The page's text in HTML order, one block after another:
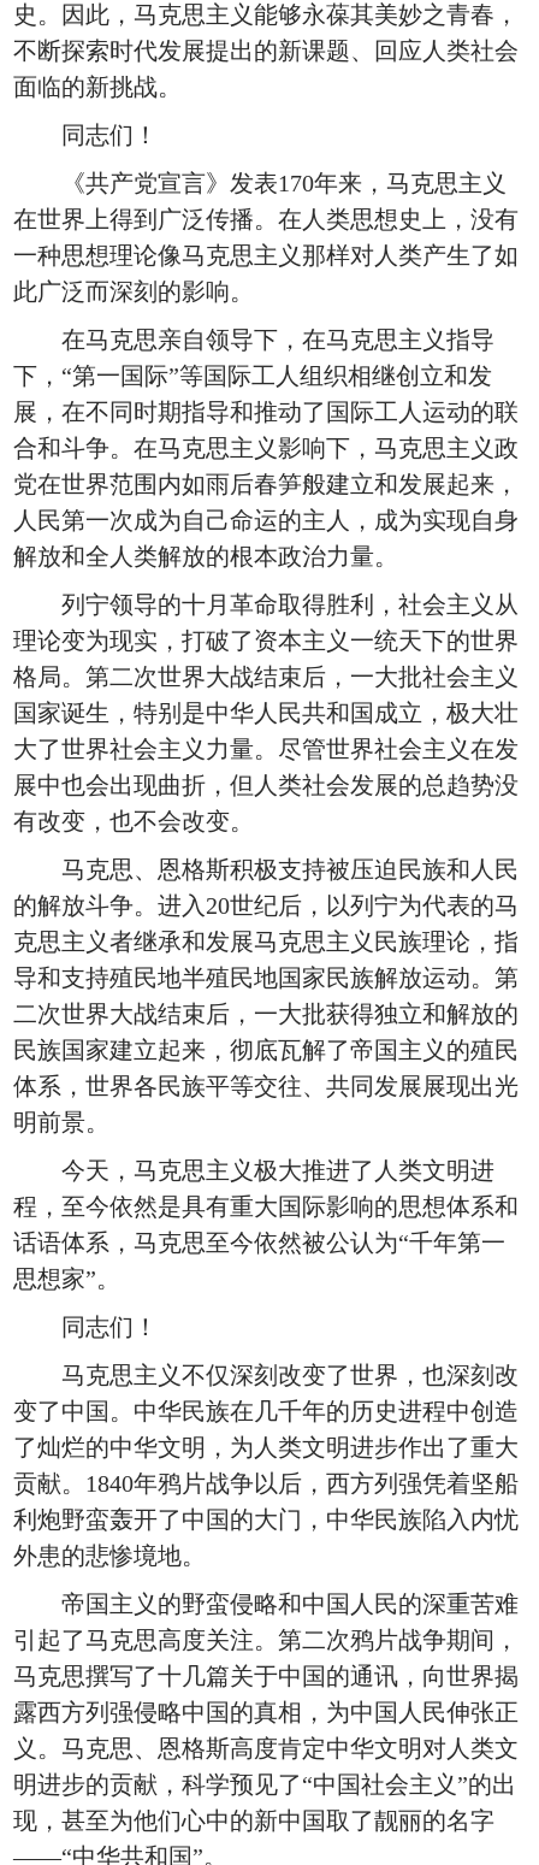
史。因此，马克思主义能够永葆其美妙之青春，
不断探索时代发展提出的新课题、回应人类社会
面临的新挑战。
同志们！
《共产党宣言》发表170年来，马克思主义
在世界上得到广泛传播。在人类思想史上，没有
一种思想理论像马克思主义那样对人类产生了如
此广泛而深刻的影响。
在马克思亲自领导下，在马克思主义指导
下，“第一国际”等国际工人组织相继创立和发
展，在不同时期指导和推动了国际工人运动的联
合和斗争。在马克思主义影响下，马克思主义政
党在世界范围内如雨后春笋般建立和发展起来，
人民第一次成为自己命运的主人，成为实现自身
解放和全人类解放的根本政治力量。
列宁领导的十月革命取得胜利，社会主义从
理论变为现实，打破了资本主义一统天下的世界
格局。第二次世界大战结束后，一大批社会主义
国家诞生，特别是中华人民共和国成立，极大壮
大了世界社会主义力量。尽管世界社会主义在发
展中也会出现曲折，但人类社会发展的总趋势没
有改变，也不会改变。
马克思、恩格斯积极支持被压迫民族和人民
的解放斗争。进入20世纪后，以列宁为代表的马
克思主义者继承和发展马克思主义民族理论，指
导和支持殖民地半殖民地国家民族解放运动。第
二次世界大战结束后，一大批获得独立和解放的
民族国家建立起来，彻底瓦解了帝国主义的殖民
体系，世界各民族平等交往、共同发展展现出光
明前景。
今天，马克思主义极大推进了人类文明进
程，至今依然是具有重大国际影响的思想体系和
话语体系，马克思至今依然被公认为“千年第一
思想家”。
同志们！
马克思主义不仅深刻改变了世界，也深刻改
变了中国。中华民族在几千年的历史进程中创造
了灿烂的中华文明，为人类文明进步作出了重大
贡献。1840年鸦片战争以后，西方列强凭着坚船
利炮野蛮轰开了中国的大门，中华民族陷入内忧
外患的悲惨境地。
帝国主义的野蛮侵略和中国人民的深重苦难
引起了马克思高度关注。第二次鸦片战争期间，
马克思撰写了十几篇关于中国的通讯，向世界揭
露西方列强侵略中国的真相，为中国人民伸张正
义。马克思、恩格斯高度肯定中华文明对人类文
明进步的贡献，科学预见了“中国社会主义”的出
现，甚至为他们心中的新中国取了靓丽的名字
——“中华共和国”。